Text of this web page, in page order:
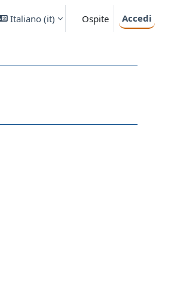
Italiano ‎(it)‎ Ospite Accedi